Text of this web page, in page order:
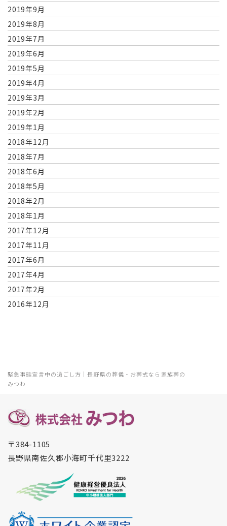
緊急事態宣言中の過ごし方｜長野県の葬儀・お葬式なら家族葬の
みつわ
2019年9月
2019年8月
2019年7月
2019年6月
2019年5月
2019年4月
2019年3月
2019年2月
2019年1月
2018年12月
2018年7月
2018年6月
2018年5月
2018年2月
2018年1月
2017年12月
2017年11月
2017年6月
2017年4月
2017年2月
2016年12月
〒384-1105
長野県南佐久郡小海町千代里3222